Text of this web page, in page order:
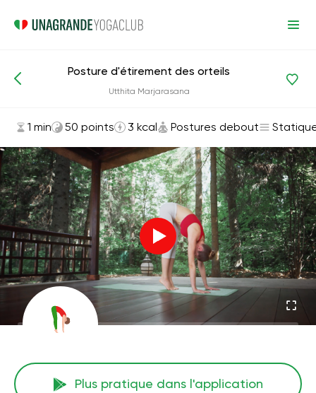
Asanas et exercices Postures debout
Posture d'étirement des orteils
Utthita Marjarasana
1 min 50 points 3 kcal Postures debout
Plus pratique dans l'application